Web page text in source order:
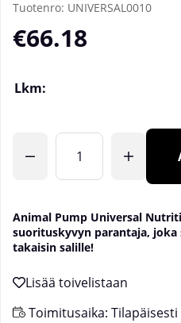
Tuotenro: UNIVERSAL0010
€66.18
Lkm:
Animal Pump Universal
suorituskyvyn parantaja, joka
takaisin salille!
Toimitusaika: